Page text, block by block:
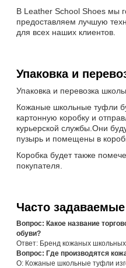
В Leather School Shoes мы
предоставляем лучшую
для всех наших клиентов.
Упаковка и
Упаковка и перевозка
Кожаные школьные туфли
картонную коробку и
курьерской службы.Они
пузырь и помещены в
Коробка будет также
покупателя.
Часто
Вопрос: Какое название
обуви?
Ответ: Бренд кожаных школьных
Вопрос: Где производятся
О: Кожаные школьные туфли